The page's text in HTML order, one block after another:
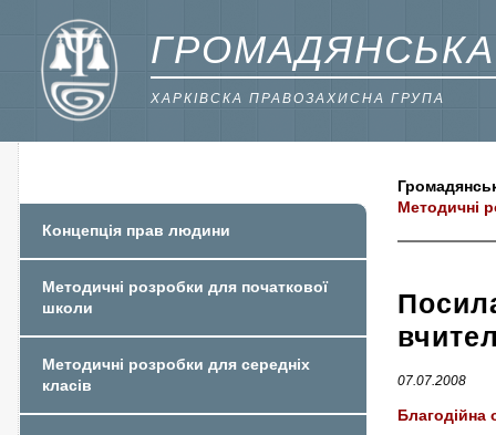
ГРОМАДЯНСЬКА
ХАРКІВСКА ПРАВОЗАХИСНА ГРУПА
Методичні
07.07.2008
Благодійна
Концепція прав людини
Методичні розробки для початкової
школи
Методичні розробки для середніх
класів